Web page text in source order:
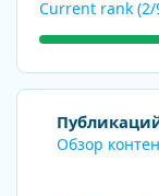
Current rank (2/
Обзор контента
Обзор